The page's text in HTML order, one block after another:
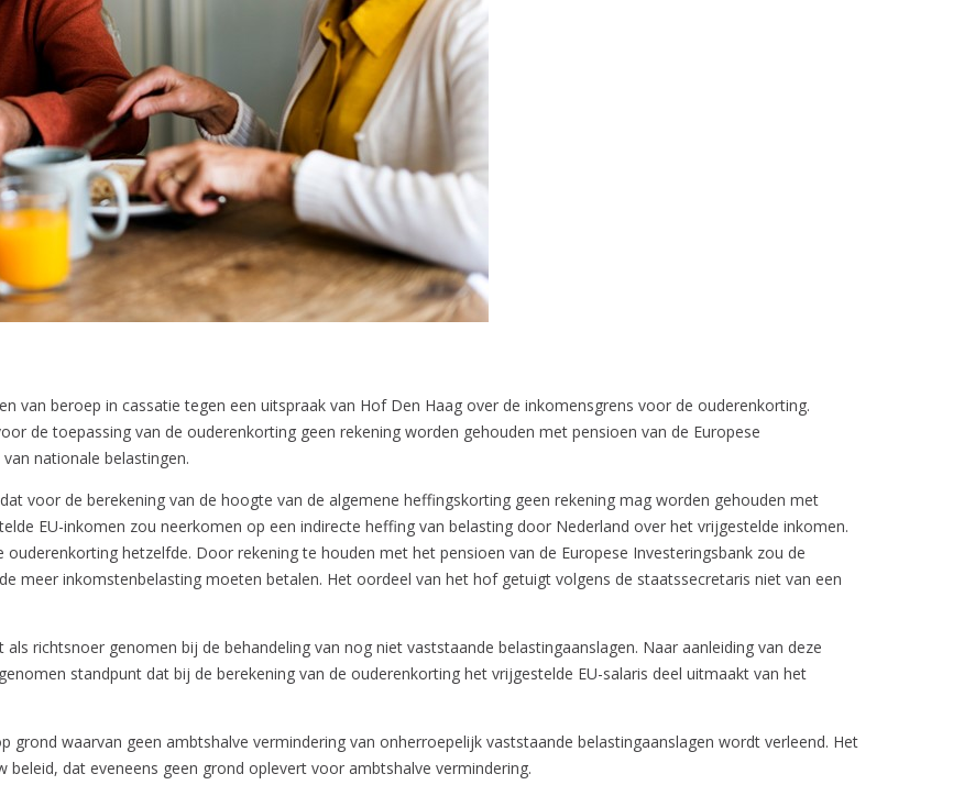
van beroep in cassatie tegen een uitspraak van Hof Den Haag over de inkomensgrens voor de ouderenkorting.
de toepassing van de ouderenkorting geen rekening worden gehouden met pensioen van de Europese
nationale belastingen.
voor de berekening van de hoogte van de algemene heffingskorting geen rekening mag worden gehouden met
EU-inkomen zou neerkomen op een indirecte heffing van belasting door Nederland over het vrijgestelde inkomen.
hetzelfde. Door rekening te houden met het pensioen van de Europese Investeringsbank zou de
meer inkomstenbelasting moeten betalen. Het oordeel van het hof getuigt volgens de staatssecretaris niet van een
richtsnoer genomen bij de behandeling van nog niet vaststaande belastingaanslagen. Naar aanleiding van deze
standpunt dat bij de berekening van de ouderenkorting het vrijgestelde EU-salaris deel uitmaakt van het
waarvan geen ambtshalve vermindering van onherroepelijk vaststaande belastingaanslagen wordt verleend. Het
dat eveneens geen grond oplevert voor ambtshalve vermindering.